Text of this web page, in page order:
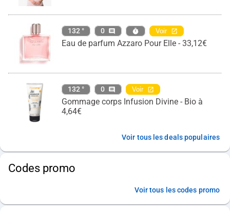
132 ° 0 Voir
Eau de parfum Azzaro Pour Elle - 33,12€
132 ° 0 Voir
Gommage corps Infusion Divine - Bio à
4,64€
Voir tous les deals populaires
Codes promo
Voir tous les codes promo